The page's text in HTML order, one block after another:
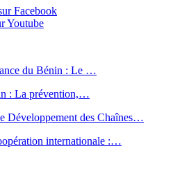
Facebook
Youtube
du Bénin : Le …
: La prévention,…
Développement des Chaînes…
internationale :…